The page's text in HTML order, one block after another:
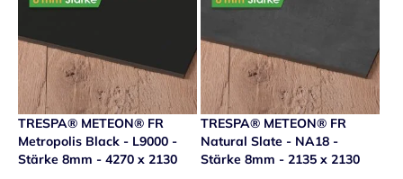
TRESPA® METEON® FR
Metropolis Black - L9000 -
Stärke 8mm - 4270 x 2130
TRESPA® METEON® FR
Natural Slate - NA18 -
Stärke 8mm - 2135 x 2130